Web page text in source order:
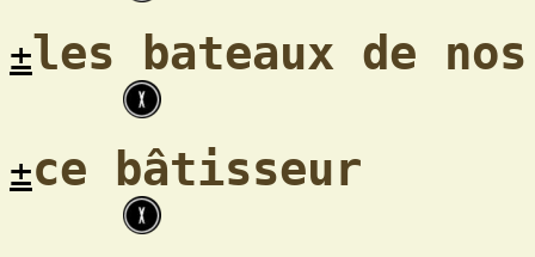
±les bateaux de
±ce bâtisseur